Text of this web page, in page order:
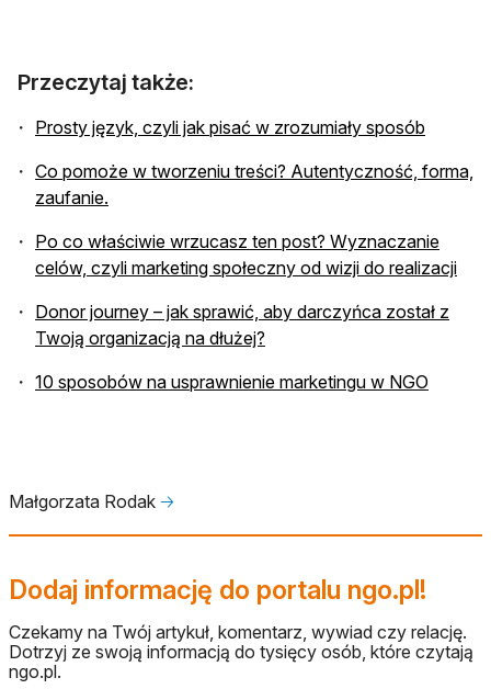
Przeczytaj także:
Prosty język, czyli jak pisać w zrozumiały sposób
Co pomoże w tworzeniu treści? Autentyczność, forma,
zaufanie.
Po co właściwie wrzucasz ten post? Wyznaczanie
celów, czyli marketing społeczny od wizji do realizacji
Donor journey – jak sprawić, aby darczyńca został z
Twoją organizacją na dłużej?
10 sposobów na usprawnienie marketingu w NGO
Małgorzata Rodak 🡢
Dodaj informację do portalu ngo.pl!
Czekamy na Twój artykuł, komentarz, wywiad czy relację.
Dotrzyj ze swoją informacją do tysięcy osób, które czytają
ngo.pl.